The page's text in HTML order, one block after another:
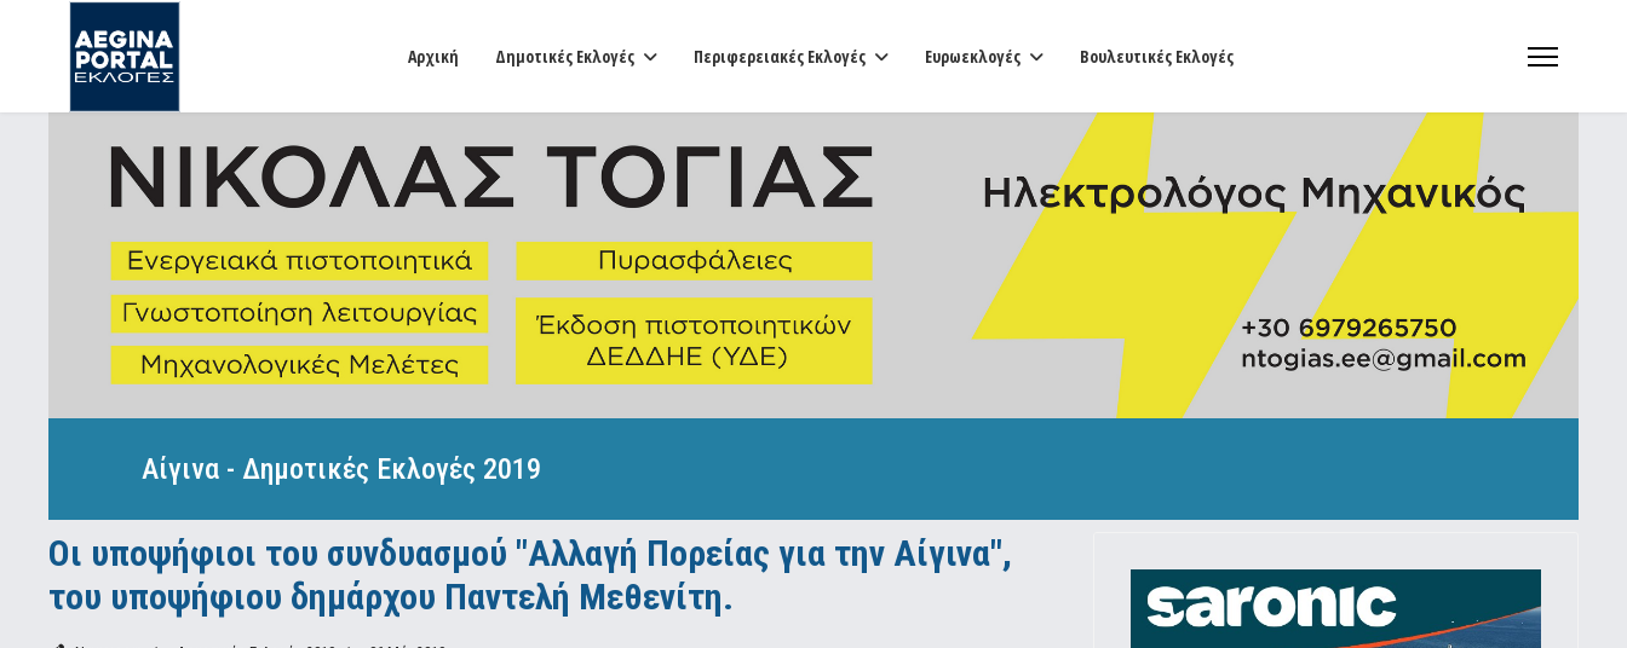
Αρχική Δημοτικές Εκλογές Περιφερειακές Εκλογές Ευρωεκλογές Βουλευτικές Εκλογές
Αίγινα - Δημοτικές Εκλογές 2019
Οι υποψήφιοι του συνδυασμού "Αλλαγή Πορείας για την Αίγινα",
του υποψήφιου δημάρχου Παντελή Μεθενίτη.